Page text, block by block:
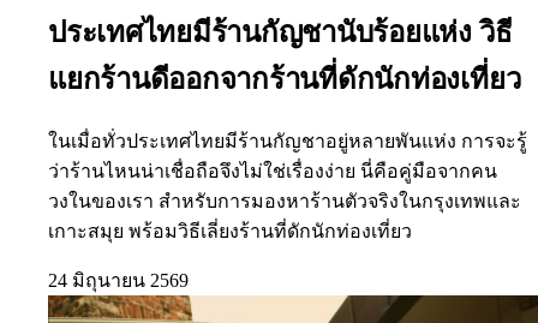
ประเทศไทยมีร้านกัญชานับร้อยแห่ง วิธี
แยกร้านดีออกจากร้านที่ดักนักท่องเที่ยว
ในเมื่อทั่วประเทศไทยมีร้านกัญชาอยู่หลายพันแห่ง การจะรู้
ว่าร้านไหนน่าเชื่อถือจึงไม่ใช่เรื่องง่าย นี่คือคู่มือจากคน
วงในของเรา สำหรับการมองหาร้านตัวจริงในกรุงเทพและ
เกาะสมุย พร้อมวิธีเลี่ยงร้านที่ดักนักท่องเที่ยว
24 มิถุนายน 2569